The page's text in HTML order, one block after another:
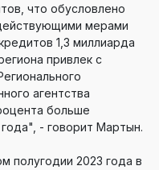
что обусловлено
мерами
1,3 миллиарда
привлек с
агентства
больше
- говорит Мартын.
полугодии 2023 года в